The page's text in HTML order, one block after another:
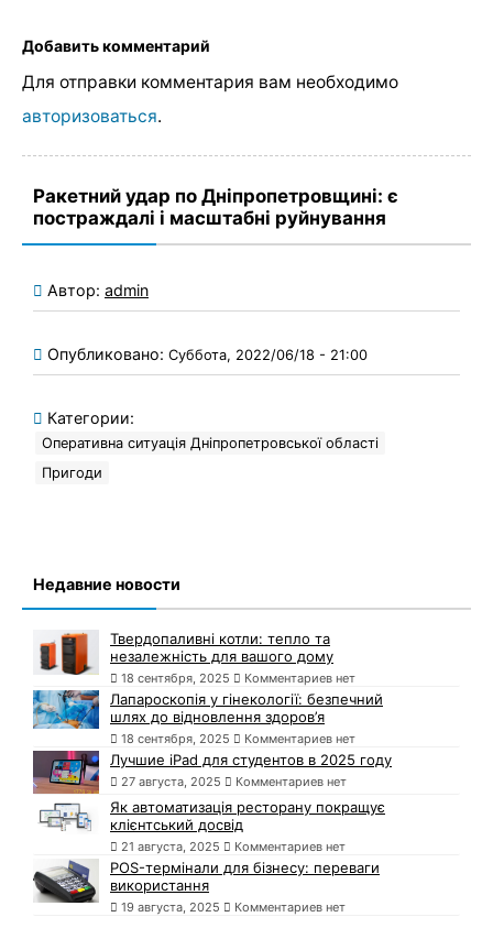
Добавить комментарий
Для отправки комментария вам необходимо
авторизоваться.
Ракетний удар по Дніпропетровщині: є
постраждалі і масштабні руйнування
Автор: admin
Опубликовано: Суббота, 2022/06/18 - 21:00
Категории:
Оперативна ситуація Дніпропетровської області
Пригоди
Недавние новости
Твердопаливні котли: тепло та
незалежність для вашого дому
18 сентября, 2025 Комментариев нет
Лапароскопія у гінекології: безпечний
шлях до відновлення здоров’я
18 сентября, 2025 Комментариев нет
Лучшие iPad для студентов в 2025 году
27 августа, 2025 Комментариев нет
Як автоматизація ресторану покращує
клієнтський досвід
21 августа, 2025 Комментариев нет
POS-термінали для бізнесу: переваги
використання
19 августа, 2025 Комментариев нет